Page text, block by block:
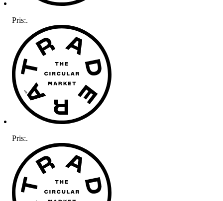
Pris:.
Pris:.